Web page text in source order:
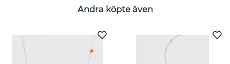
Andra köpte även